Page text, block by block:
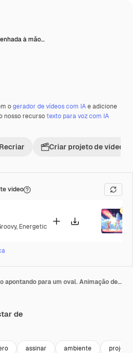
à mão…
ogerador de vídeos com IAe adicione
nosso recursotexto para voz com IA
Recriar Criar projeto de vídeo
vídeo
, Energetic
Seta desenhada à mão apontando para um oval. Animação de quadro branco com seta para cima. Motion graphics 4K.
de
assinar ambiente projeto